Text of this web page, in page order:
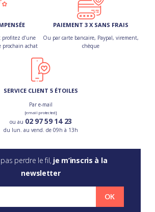
d’une
prochain achat
PAIEMENT 3 X SANS FRAIS
Ou par carte bancaire, Paypal, virement,
chèque
SERVICE CLIENT 5 ÉTOILES
Par e-mail
[email protected]
ou au 02 97 59 14 23
du lun. au vend. de 09h à 13h
perdre le fil, je m’inscris à la
newsletter
OK